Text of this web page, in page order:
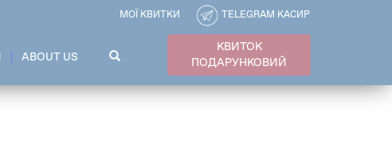
ABOUT US
ПОШУКОВА
ФОРМА
КВИТОК
ПОДАРУНКОВИЙ
МОЇ КВИТКИ TELEGRAM КАСИР